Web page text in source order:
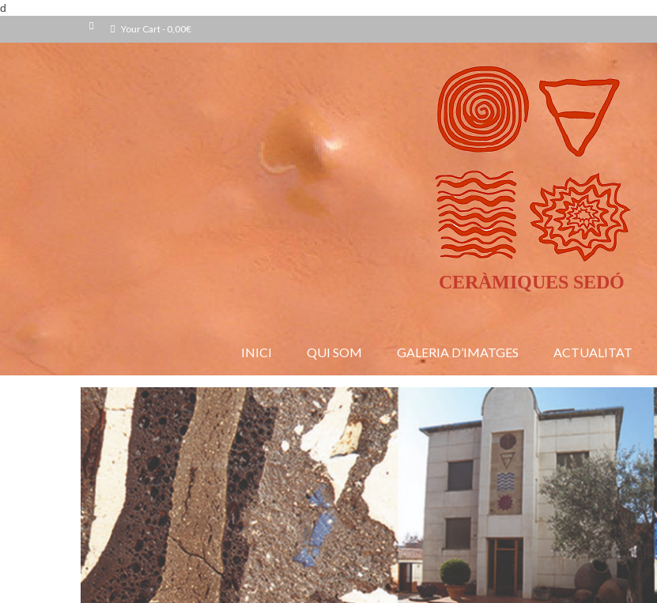
d
Your Cart - 0,00€
CERÀMIQUES SEDÓ
INICI QUI SOM GALERIA D’IMATGES ACTUALITAT